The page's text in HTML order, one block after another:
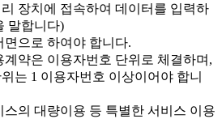
장치에 접속하여 데이터를 입력하
말합니다)
면으로 하여야 합니다.
약은 이용자번호 단위로 체결하며,
는 1 이용자번호 이상이어야 합니
의 대량이용 등 특별한 서비스 이용